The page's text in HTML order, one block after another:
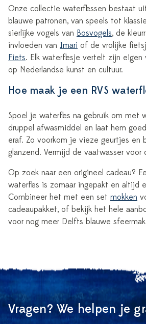
Onze collectie waterflessen bestaat
blauwe patronen, van speels tot
sierlijke vogels van Bosvogels, de
invloeden van Imari of de vrolijke
Fiets. Elk waterflesje vertelt zijn eigen
op Nederlandse kunst en cultuur.
Hoe maak je een RVS
Spoel je waterfles na gebruik om met
druppel afwasmiddel en laat hem
eraf. Zo voorkom je vieze geurtjes en
glanzend. Vermijd de vaatwasser voor
Op zoek naar een origineel cadeau?
waterfles is zomaar ingepakt en altijd
Combineer het met een set mokken
cadeaupakket, of bekijk het hele
voor nog meer Delfts blauwe
Vragen? We helpen je